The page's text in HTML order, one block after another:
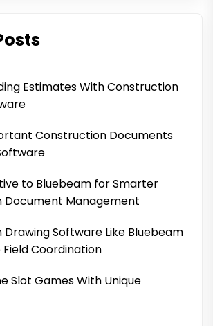
Estimates With Construction
Construction Documents
to Bluebeam for Smarter
Document Management
Software Like Bluebeam
Coordination
Slot Games With Unique